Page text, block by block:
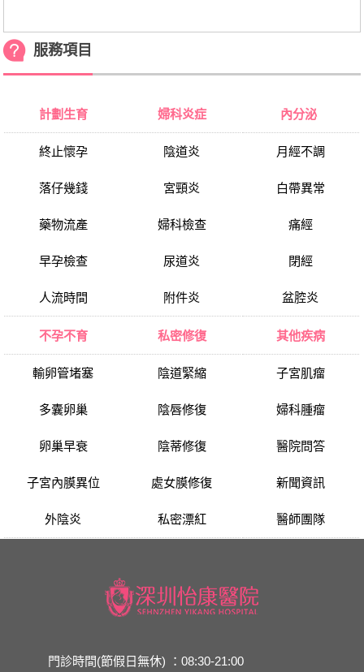
服務項目
計劃生育
終止懷孕
落仔幾錢
藥物流產
早孕檢查
人流時間
婦科炎症
陰道炎
宮頸炎
婦科檢查
尿道炎
附件炎
內分泌
月經不調
白帶異常
痛經
閉經
盆腔炎
不孕不育
輸卵管堵塞
多囊卵巢
卵巢早衰
子宮內膜異位
外陰炎
私密修復
陰道緊縮
陰唇修復
陰蒂修復
處女膜修復
私密漂紅
其他疾病
子宮肌瘤
婦科腫瘤
醫院問答
新聞資訊
醫師團隊
門診時間(節假日無休) ：08:30-21:00